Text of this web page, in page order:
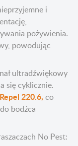
i
pożywienia.
powodując
ultradźwiękowy
się cyklicznie.
220.6, co
bodźca
No Pest: